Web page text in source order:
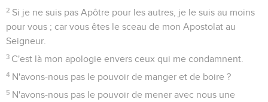
2 Si je ne suis pas Apôtre pour les autres, je le suis au moins
pour vous ; car vous êtes le sceau de mon Apostolat au
Seigneur.
3 C'est là mon apologie envers ceux qui me condamnent.
4 N'avons-nous pas le pouvoir de manger et de boire ?
5 N'avons-nous pas le pouvoir de mener avec nous une